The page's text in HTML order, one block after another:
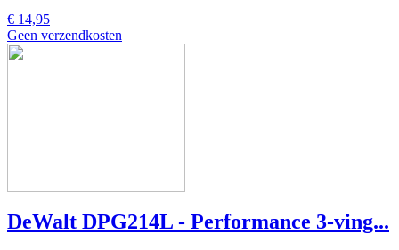
€ 14,95
Geen verzendkosten
DeWalt DPG214L - Performance 3-ving...